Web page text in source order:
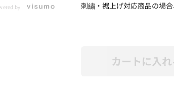
by 刺繍・裾上げ対応商品の場
カートに入れ